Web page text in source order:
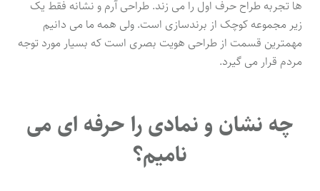
ها تجربه طراح حرف اول را می زند. طراحی آرم و نشانه فقط یک
زیر مجموعه کوچک از برندسازی است. ولی همه ما می دانیم
مهمترین قسمت از طراحی هویت بصری است که بسیار مورد توجه
مردم قرار می گیرد.
چه نشان و نمادی را حرفه ای می
نامیم؟